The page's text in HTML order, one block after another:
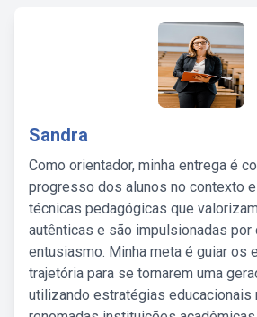
Sandra
Como orientador, minha entrega é
progresso dos alunos no contexto
técnicas pedagógicas que
autênticas e são impulsionadas por
entusiasmo. Minha meta é guiar os
trajetória para se tornarem uma
utilizando estratégias educacionais